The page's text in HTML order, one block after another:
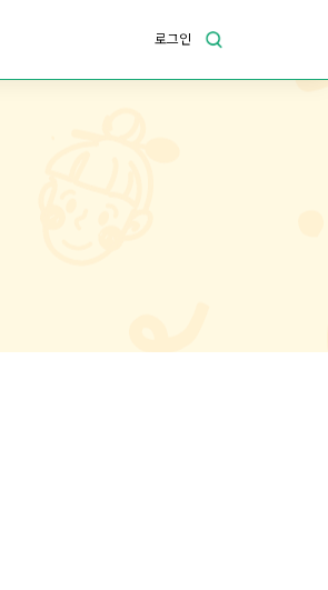
로그인